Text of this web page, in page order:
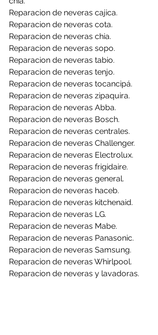
Reparacion de neveras cajica.
Reparacion de neveras cota.
Reparacion de neveras chia.
Reparacion de neveras sopo.
Reparacion de neveras tabio.
Reparacion de neveras tenjo.
Reparacion de neveras tocancipá.
Reparacion de neveras zipaquira.
Reparacion de neveras Abba.
Reparacion de neveras Bosch.
Reparacion de neveras centrales.
Reparacion de neveras Challenger.
Reparacion de neveras Electrolux.
Reparacion de neveras frigidaire.
Reparacion de neveras general.
Reparacion de neveras haceb.
Reparacion de neveras kitchenaid.
Reparacion de neveras LG.
Reparacion de neveras Mabe.
Reparacion de neveras Panasonic.
Reparacion de neveras Samsung.
Reparacion de neveras Whirlpool.
Reparacion de neveras y lavadoras.